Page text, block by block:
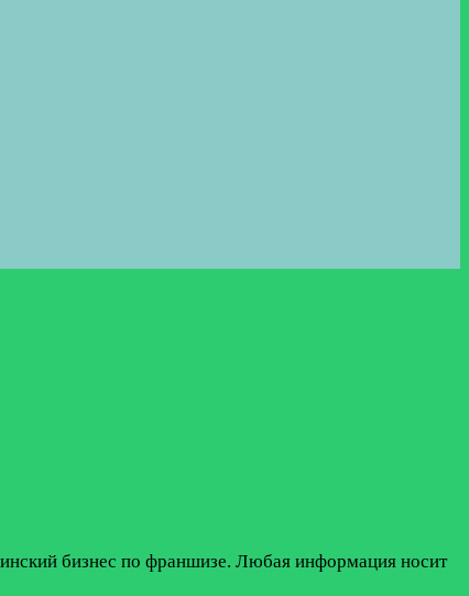
бизнес по франшизе. Любая информация носит